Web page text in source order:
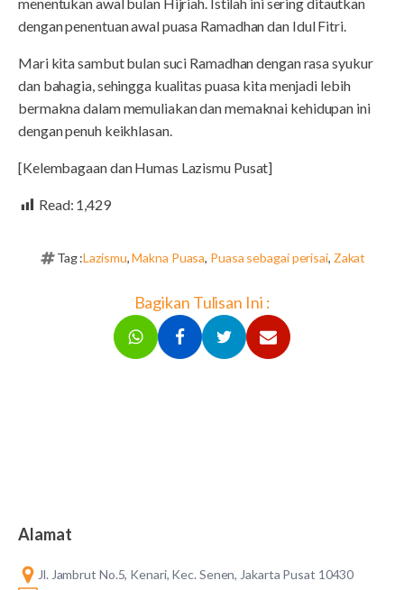
dengan penentuan awal puasa Ramadhan dan Idul Fitri.
Mari kita sambut bulan suci Ramadhan dengan rasa syukur
dan bahagia, sehingga kualitas puasa kita menjadi lebih
bermakna dalam memuliakan dan memaknai kehidupan ini
dengan penuh keikhlasan.
[Kelembagaan dan Humas Lazismu Pusat]
Read: 1,429
Tag :Lazismu,Makna Puasa, Puasa sebagai perisai, Zakat
Bagikan Tulisan Ini :
Alamat
Jl. Jambrut No.5, Kenari, Kec. Senen, Jakarta Pusat 10430